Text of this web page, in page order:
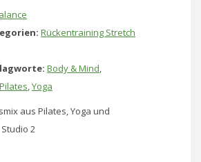
Rückentraining Stretch
Body & Mind,
Pilates,Yoga
aus Pilates, Yoga und
2